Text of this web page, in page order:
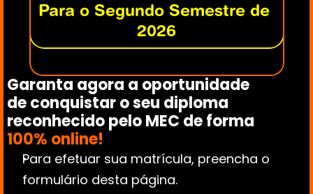
Para o Segundo Semestre de
2026
Garanta agora a oportunidade
de conquistar o seu diploma
100% online!
Para efetuar sua matrícula, preencha o
formulário desta página.